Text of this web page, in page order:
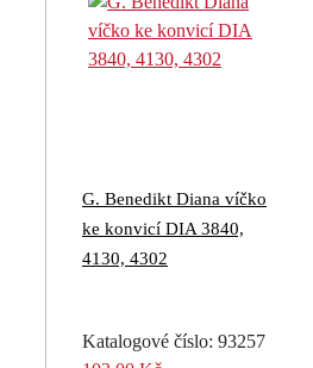
G. Benedikt Diana víčko
ke konvicí DIA 3840,
4130, 4302
Katalogové číslo: 93257